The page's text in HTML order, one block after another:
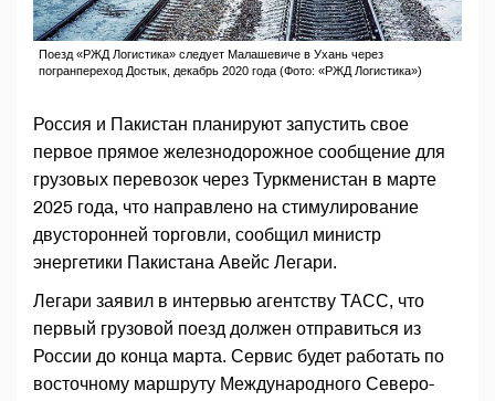
Поезд «РЖД Логистика» следует Малашевиче в Ухань через
погранпереход Достык, декабрь 2020 года (Фото: «РЖД Логистика»)
Россия и Пакистан планируют запустить свое
первое прямое железнодорожное сообщение для
грузовых перевозок через Туркменистан в марте
2025 года, что направлено на стимулирование
двусторонней торговли, сообщил министр
энергетики Пакистана Авейс Легари.
Легари заявил в интервью агентству ТАСС, что
первый грузовой поезд должен отправиться из
России до конца марта. Сервис будет работать по
восточному маршруту Международного Северо-